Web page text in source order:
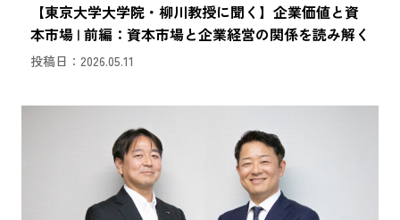
【東京大学大学院・柳川教授に聞く】企業価値と資
本市場 | 前編：資本市場と企業経営の関係を読み解く
投稿日：2026.05.11